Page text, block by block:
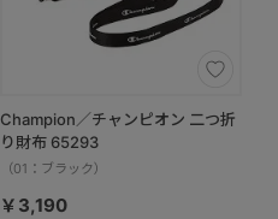
Champion／チャンピオン 二つ折
り財布 65293
（01：ブラック）
￥3,190